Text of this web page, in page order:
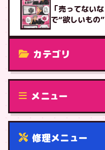
「売ってない
で“欲しいもの
カテゴリ
修理（機種から）
メニュー
修理メニュー